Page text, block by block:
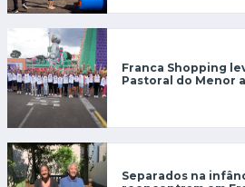
Franca Shopping
Pastoral do Menor
Separados na